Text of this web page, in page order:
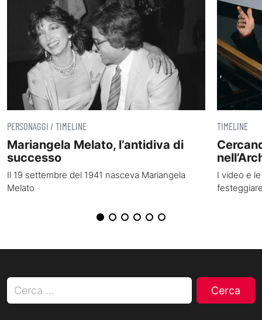
PERSONAGGI / TIMELINE
Mariangela Melato, l’antidiva di
successo
Il 19 settembre del 1941 nasceva Mariangela
Melato
TIMELINE
I video e
Ricerca per: